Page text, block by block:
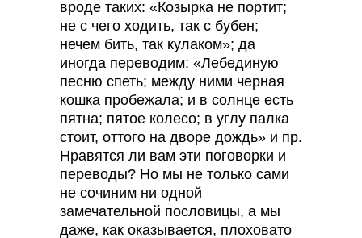
вроде таких: «Козырка не портит;
не с чего ходить, так с бубен;
нечем бить, так кулаком»; да
иногда переводим: «Лебединую
песню спеть; между ними черная
кошка пробежала; и в солнце есть
пятна; пятое колесо; в углу палка
стоит, оттого на дворе дождь» и пр.
Нравятся ли вам эти поговорки и
переводы? Но мы не только сами
не сочиним ни одной
замечательной пословицы, а мы
даже, как оказывается, плоховато